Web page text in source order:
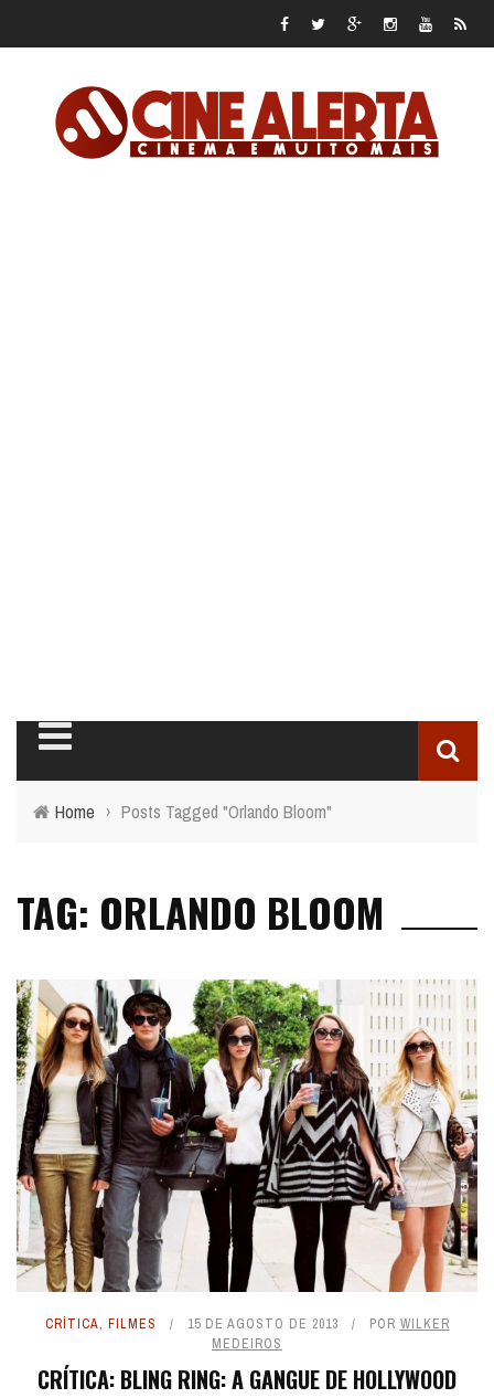
Home › Posts Tagged "Orlando Bloom"
TAG: ORLANDO BLOOM
CRÍTICA, FILMES 15 DE AGOSTO DE 2013 POR WILKER
MEDEIROS
CRÍTICA: BLING RING: A GANGUE DE HOLLYWOOD